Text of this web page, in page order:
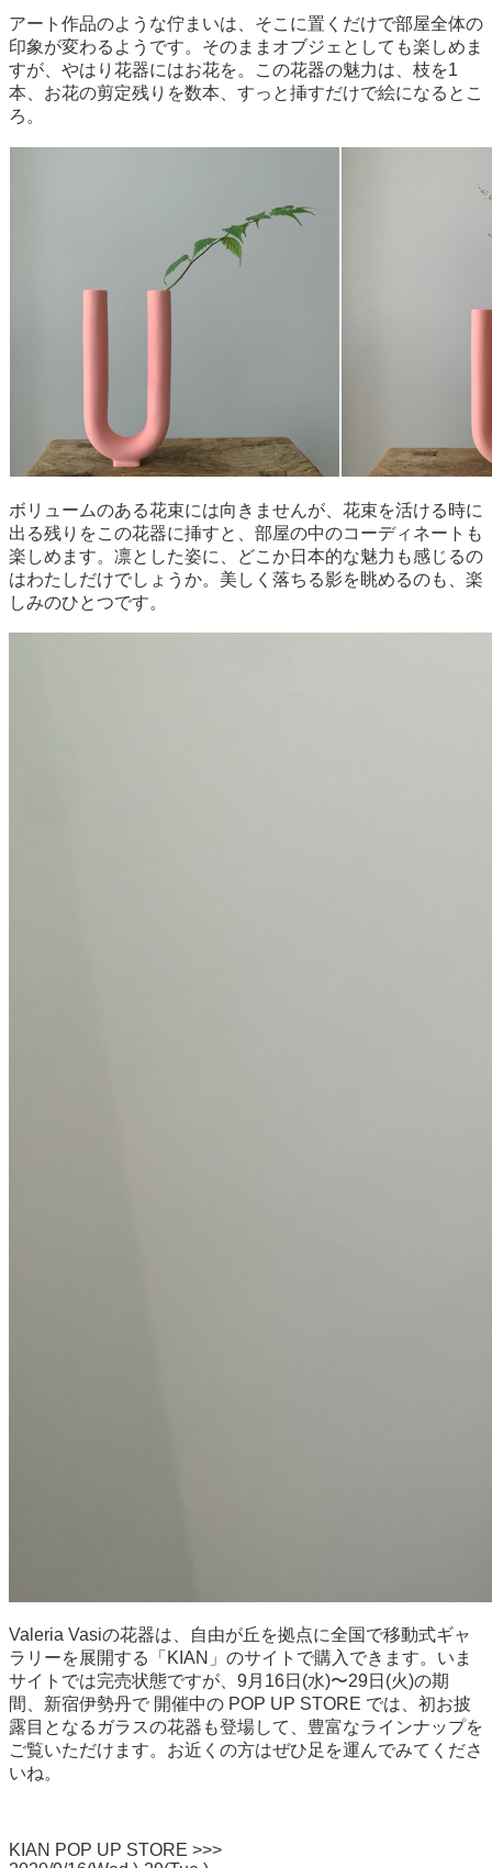
アート作品のような佇まいは、そこに置くだけで部屋全体の
印象が変わるようです。そのままオブジェとしても楽しめま
すが、やはり花器にはお花を。この花器の魅力は、枝を1
本、お花の剪定残りを数本、すっと挿すだけで絵になるとこ
ろ。
ボリュームのある花束には向きませんが、花束を活ける時に
出る残りをこの花器に挿すと、部屋の中のコーディネートも
楽しめます。凛とした姿に、どこか日本的な魅力も感じるの
はわたしだけでしょうか。美しく落ちる影を眺めるのも、楽
しみのひとつです。
Valeria Vasiの花器は、自由が丘を拠点に全国で移動式ギャ
ラリーを展開する「KIAN」のサイトで購入できます。いま
サイトでは完売状態ですが、9月16日(水)〜29日(火)の期
間、新宿伊勢丹で 開催中の POP UP STORE では、初お披
露目となるガラスの花器も登場して、豊富なラインナップを
ご覧いただけます。お近くの方はぜひ足を運んでみてくださ
いね。
KIAN POP UP STORE >>>